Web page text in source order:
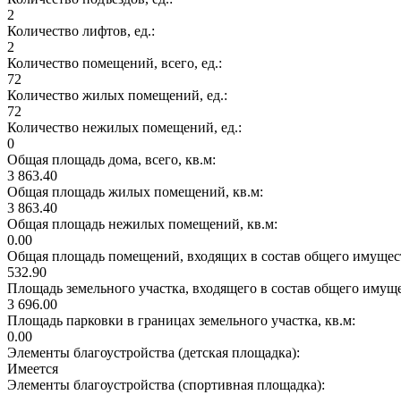
2
Количество лифтов, ед.:
2
Количество помещений, всего, ед.:
72
Количество жилых помещений, ед.:
72
Количество нежилых помещений, ед.:
0
Общая площадь дома, всего, кв.м:
3 863.40
Общая площадь жилых помещений, кв.м:
3 863.40
Общая площадь нежилых помещений, кв.м:
0.00
Общая площадь помещений, входящих в состав общего
532.90
Площадь земельного участка, входящего в состав общего
3 696.00
Площадь парковки в границах земельного участка, кв.м:
0.00
Элементы благоустройства (детская площадка):
Имеется
Элементы благоустройства (спортивная площадка):